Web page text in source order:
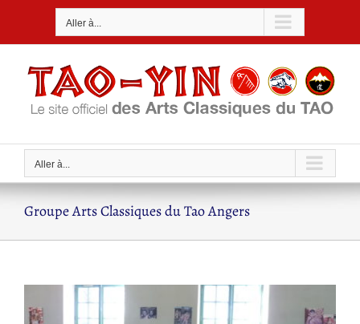
Aller à...
Aller à...
Groupe Arts Classiques du Tao Angers